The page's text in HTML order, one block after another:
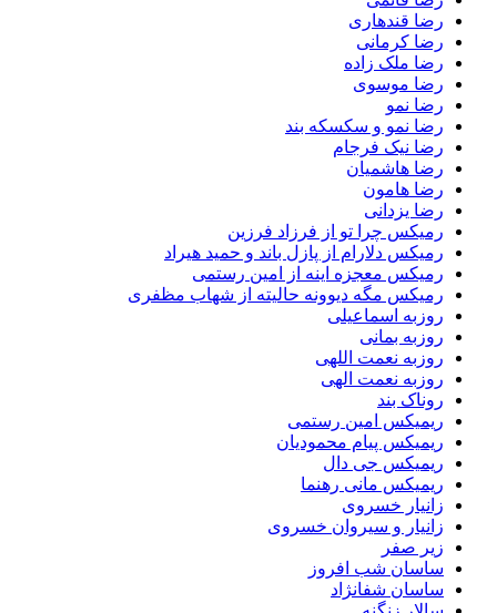
رضا قندهاری
رضا کرمانی
رضا ملک زاده
رضا موسوی
رضا نمو
رضا نمو و سکسکه بند
رضا نیک فرجام
رضا هاشمیان
رضا هامون
رضا یزدانی
رمیکس چرا تو از فرزاد فرزین
رمیکس دلارام از پازل باند و حمید هیراد
رمیکس معجزه اینه از امین رستمی
رمیکس مگه دیوونه حالیته از شهاب مظفری
روزبه اسماعیلی
روزبه بمانی
روزبه نعمت اللهی
روزبه نعمت الهی
روناک بند
ریمیکس امین رستمی
ریمیکس پیام محمودیان
ریمیکس جی دال
ریمیکس مانی رهنما
زانیار خسروی
زانیار و سیروان خسروی
زیر صفر
ساسان شب افروز
ساسان شفانژاد